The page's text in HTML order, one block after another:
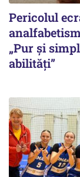
Pericolul
„Pur și
abilități”